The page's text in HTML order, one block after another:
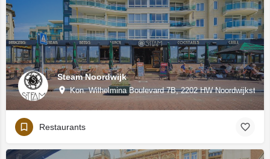
Steam Noordwijk
Kon. Wilhelmina Boulevard 7B, 2202 HW
Restaurants